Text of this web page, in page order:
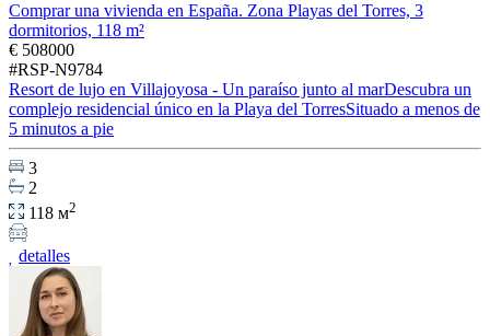
Comprar una vivienda en España. Zona Playas del Torres, 3
dormitorios, 118 m²
€ 508000
#RSP-N9784
Resort de lujo en Villajoyosa - Un paraíso junto al marDescubra un
complejo residencial único en la Playa del TorresSituado a menos de
5 minutos a pie
3
2
118 м2
detalles